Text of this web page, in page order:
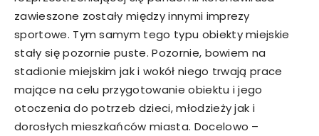
zawieszone zostały między innymi imprezy
sportowe. Tym samym tego typu obiekty miejskie
stały się pozornie puste. Pozornie, bowiem na
stadionie miejskim jak i wokół niego trwają prace
mające na celu przygotowanie obiektu i jego
otoczenia do potrzeb dzieci, młodzieży jak i
dorosłych mieszkańców miasta. Docelowo –